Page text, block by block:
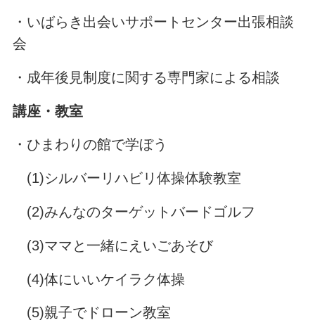
・いばらき出会いサポートセンター出張相談
会
・成年後見制度に関する専門家による相談
講座・教室
・ひまわりの館で学ぼう
(1)シルバーリハビリ体操体験教室
(2)みんなのターゲットバードゴルフ
(3)ママと一緒にえいごあそび
(4)体にいいケイラク体操
(5)親子でドローン教室